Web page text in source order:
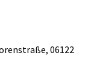
06122